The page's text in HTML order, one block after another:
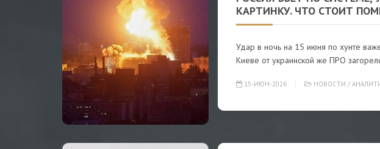
КАРТИНКУ. ЧТО СТОИТ
Удар в ночь на 15 июня по хунте
Киеве от украинской же ПРО
15-ИЮН-2026 НОВОСТИ /